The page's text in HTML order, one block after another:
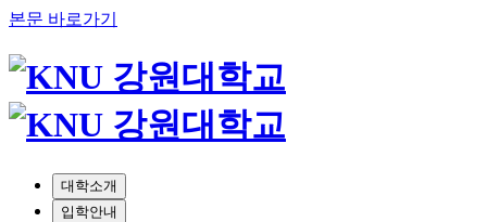
본문 바로가기
대학소개
입학안내